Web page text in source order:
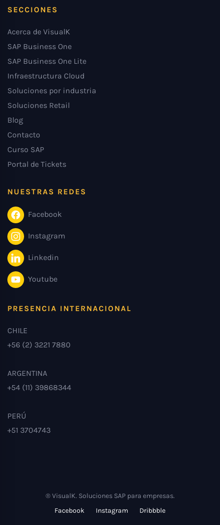
SECCIONES
Acerca de VisualK
SAP Business One
SAP Business One Lite
Infraestructura Cloud
Soluciones por industria
Soluciones Retail
Blog
Contacto
Curso SAP
Portal de Tickets
NUESTRAS REDES
Facebook
Instagram
Linkedin
Youtube
PRESENCIA INTERNACIONAL
CHILE
+56 (2) 3221 7880
ARGENTINA
+54 (11) 39868344
PERÚ
+51 3704743
® VisualK. Soluciones SAP para empresas.
Facebook
Instagram Dribbble